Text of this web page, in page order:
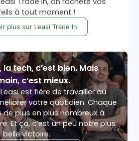
à tout moment !
plus sur Leasi Trade In
la tech, c’est bien. Mais
c’est mieux.
est fière de travailler au
votre quotidien. Chaque
de plus en plus nombreux à
Et ça, c’est un peu notre plus
belle victoire.